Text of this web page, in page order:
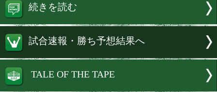
様はABEMAで無料ライブ配信される。
フェザー級戦線の勢力図が、大きく動
ている。5月6日に武藤涼太(21=松田)が
アパシフィック王座を獲得し、新たな
が台頭する中、実績派と新鋭が真っ向